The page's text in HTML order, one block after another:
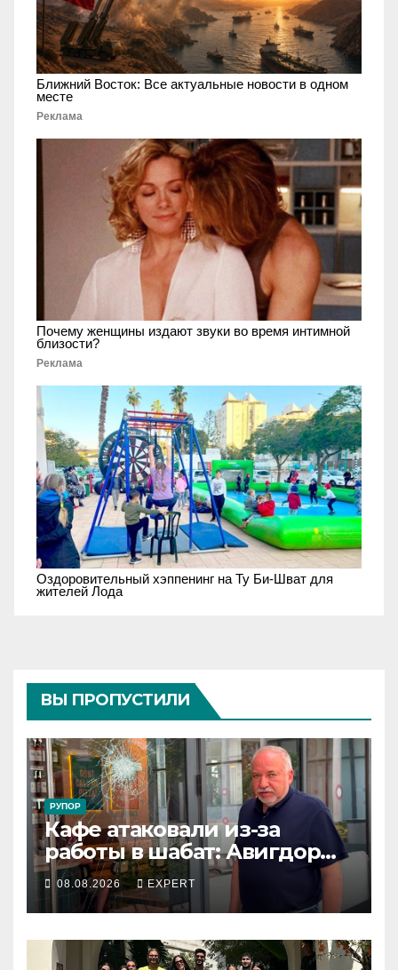
Ближний Восток: Все актуальные новости в одном
месте
Реклама
Почему женщины издают звуки во время интимной
близости?
Реклама
Оздоровительный хэппенинг на Ту Би-Шват для
жителей Лода
ВЫ ПРОПУСТИЛИ
РУПОР
Кафе атаковали из-за
работы в шабат: Авигдор
Либерман приехал
поддержать владельцев
08.08.2026 EXPERT